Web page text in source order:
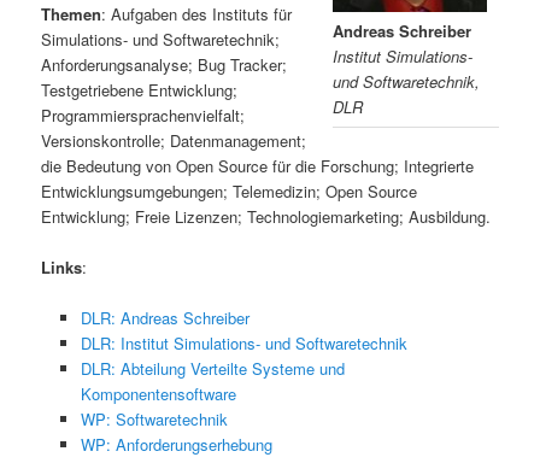
e
n
n
g
e
n
Andreas Schreiber
Institut Simulations-
und Softwaretechnik,
DLR
Themen: Aufgaben des Instituts für
Simulations- und Softwaretechnik;
Anforderungsanalyse; Bug Tracker;
Testgetriebene Entwicklung;
Programmiersprachenvielfalt;
Versionskontrolle; Datenmanagement;
die Bedeutung von Open Source für die Forschung; Integrierte
Entwicklungsumgebungen; Telemedizin; Open Source
Entwicklung; Freie Lizenzen; Technologiemarketing; Ausbildung.
Links:
DLR: Andreas Schreiber
DLR: Institut Simulations- und Softwaretechnik
DLR: Abteilung Verteilte Systeme und
Komponentensoftware
WP: Softwaretechnik
WP: Anforderungserhebung